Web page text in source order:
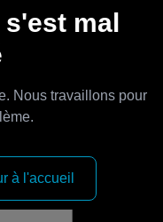
s'est mal
Nous travaillons pour
à l'accueil